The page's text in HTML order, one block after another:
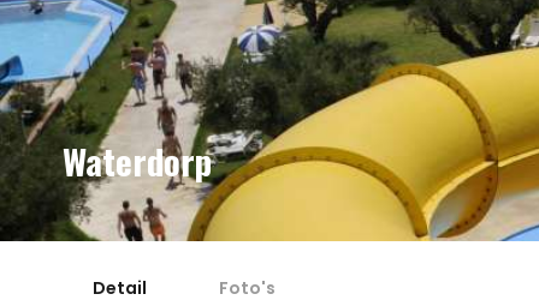
Waterdorp
Detail Foto's